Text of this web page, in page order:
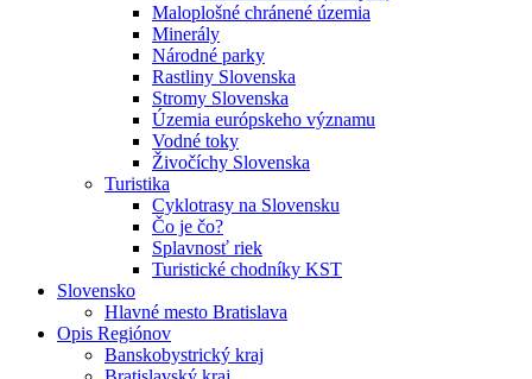
Maloplošné chránené územia
Minerály
Národné parky
Rastliny Slovenska
Stromy Slovenska
Územia európskeho významu
Vodné toky
Živočíchy Slovenska
Turistika
Cyklotrasy na Slovensku
Čo je čo?
Splavnosť riek
Turistické chodníky KST
Slovensko
Hlavné mesto Bratislava
Opis Regiónov
Banskobystrický kraj